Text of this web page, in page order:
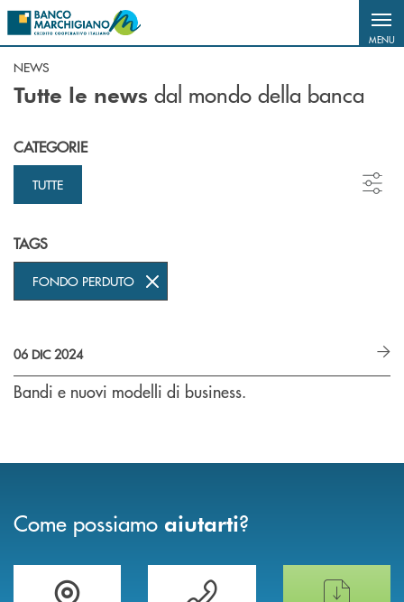
Salta al contenuto principale
MENU
NEWS
Tutte le news dal mondo della banca
CATEGORIE
TUTTE
TAGS
FONDO PERDUTO
06 DIC 2024
Bandi e nuovi modelli di business.
Come possiamo aiutarti?
Trova la filiale più vicina a teHai bisogno di assistenza immediata ?
Hai bisogno di